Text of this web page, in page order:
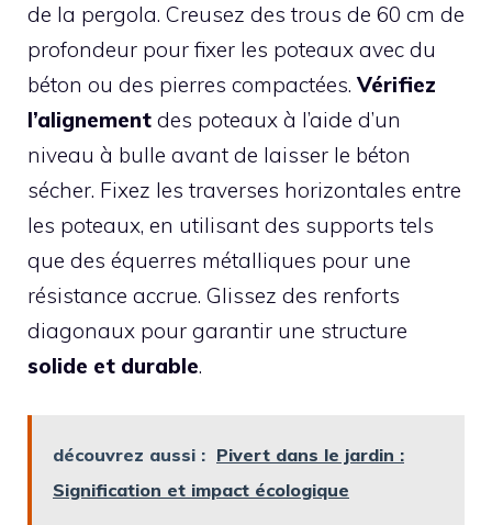
de la pergola. Creusez des trous de 60 cm de
profondeur pour fixer les poteaux avec du
béton ou des pierres compactées.Vérifiez
l’alignement des poteaux à l’aide d’un
niveau à bulle avant de laisser le béton
sécher. Fixez les traverses horizontales entre
les poteaux, en utilisant des supports tels
que des équerres métalliques pour une
résistance accrue. Glissez des renforts
diagonaux pour garantir une structure
solide et durable.
découvrez aussi : Pivert dans le jardin :
Signification et impact écologique